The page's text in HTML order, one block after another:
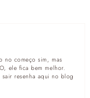
no começo sim, mas
ele fica bem melhor.
resenha aqui no blog